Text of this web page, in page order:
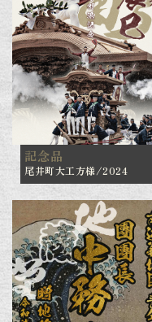
記念品
尾井町大工方様/2024